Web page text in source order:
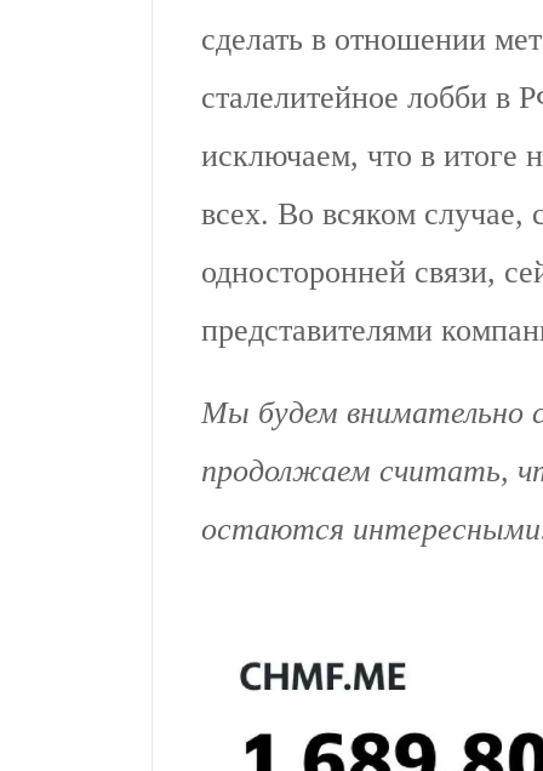
сделать в отношении
сталелитейное лобби в
исключаем, что в итоге
всех. Во всяком случае,
односторонней связи,
представителями
Мы будем внимательно
продолжаем считать,
остаются